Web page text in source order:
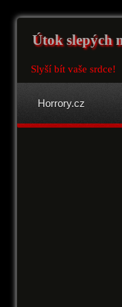
Útok slepých
Slyší bít vaše srdce!
Horrory.cz